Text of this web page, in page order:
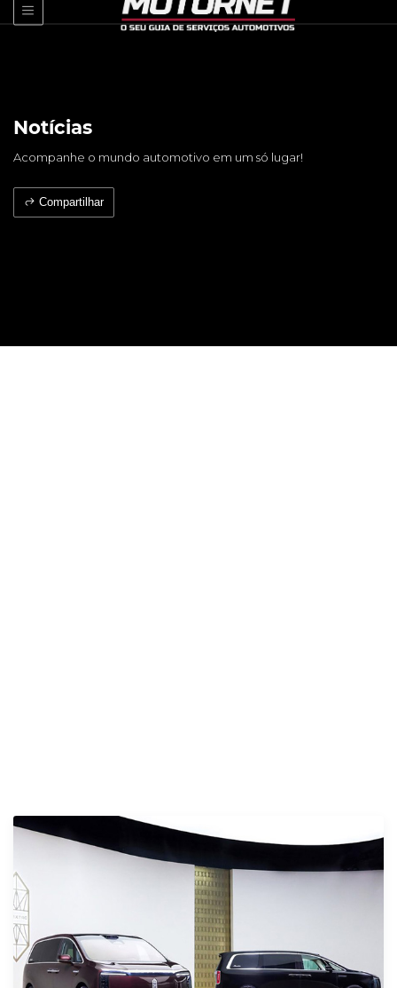
Notícias
Acompanhe o mundo automotivo em um só lugar!
Compartilhar